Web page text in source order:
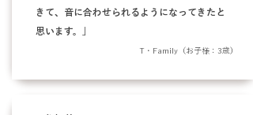
きて、音に合わせられるようになってきたと
思います。」
T・Family（お子様：3歳）